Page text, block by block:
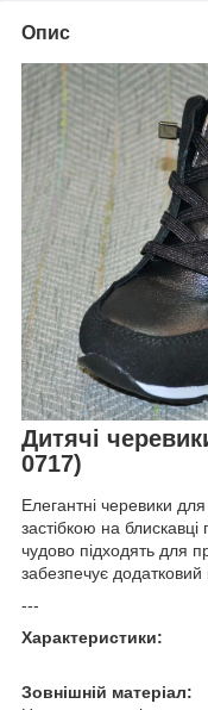
Опис
Дитячі
0717)
Елегантні черевики для
застібкою на
чудово підходять для
забезпечує
---
Характеристики:
Зовнішній матеріал: